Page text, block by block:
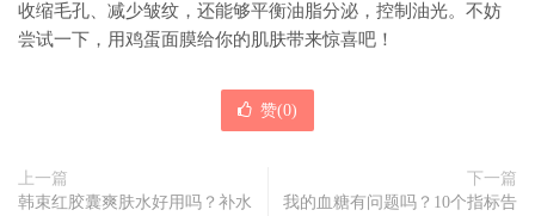
收缩毛孔、减少皱纹，还能够平衡油脂分泌，控制油光。不妨
尝试一下，用鸡蛋面膜给你的肌肤带来惊喜吧！
赞(0)
上一篇
韩束红胶囊爽肤水好用吗？补水
下一篇
我的血糖有问题吗？10个指标告